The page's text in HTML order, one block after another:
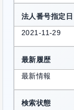
法人番号指定日
2021-11-29
最新履歴
最新情報
検索状態